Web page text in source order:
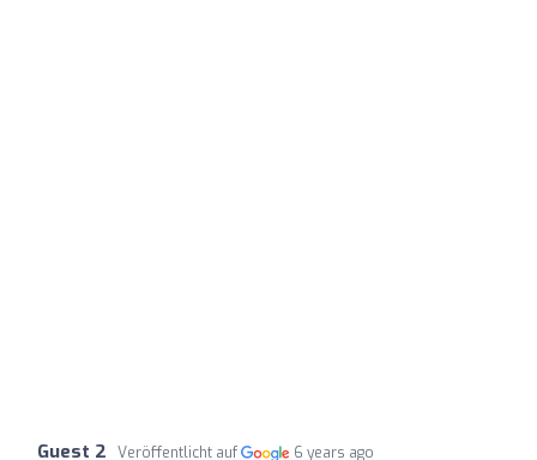
Guest 2 Veröffentlicht auf 6 years ago